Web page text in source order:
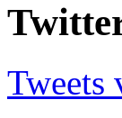
Tweets